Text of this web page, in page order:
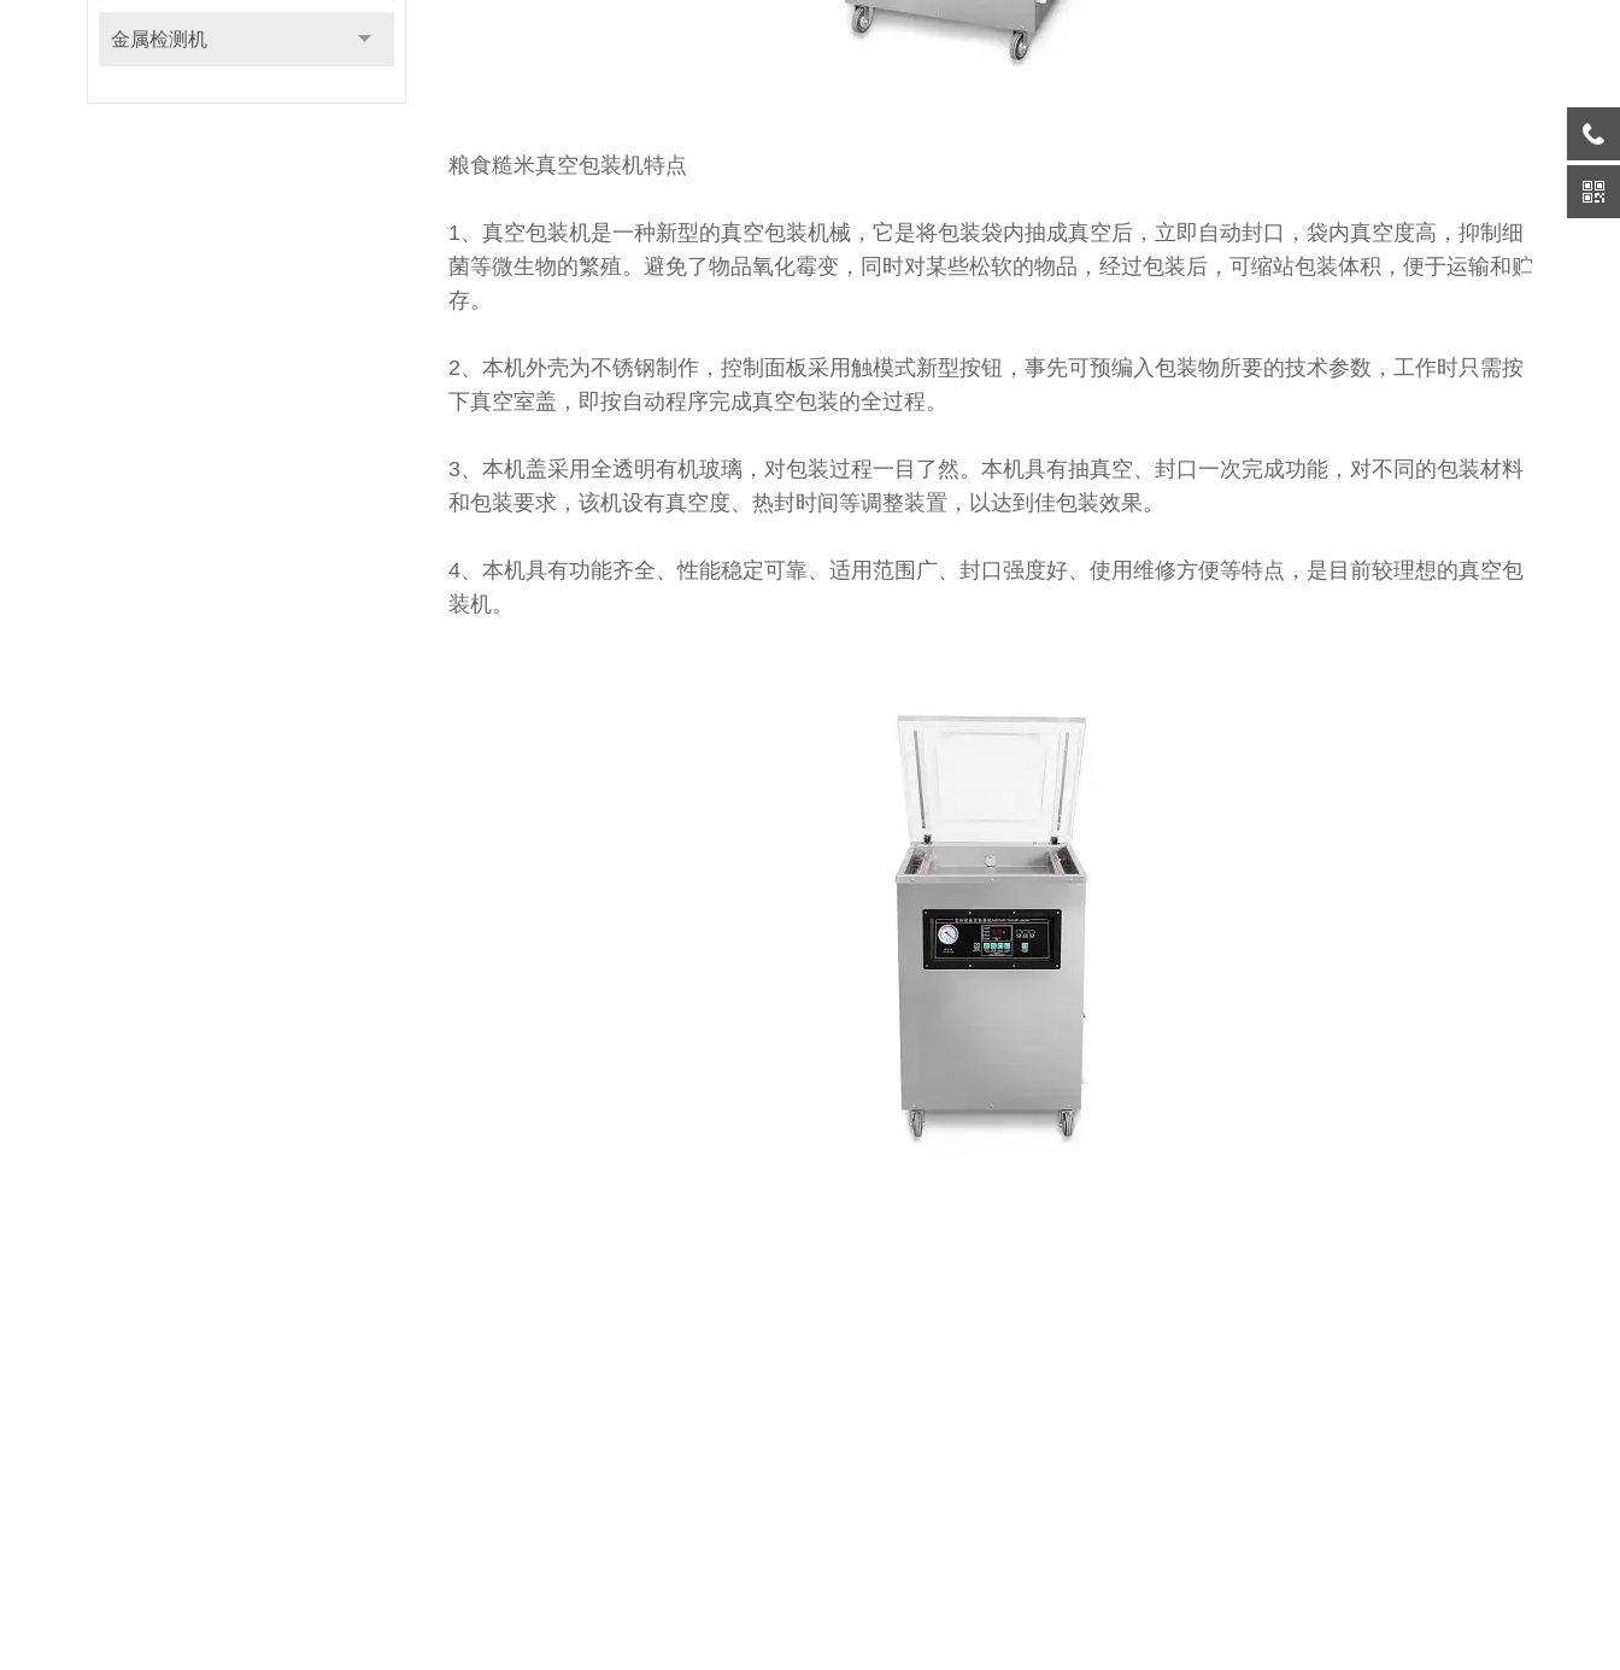
金属检测机
粮食糙米真空包装机特点
1、真空包装机是一种新型的真空包装机械，它是将包装袋内抽成真空后，立即自动封口，袋内真空度高，抑制细
菌等微生物的繁殖。避免了物品氧化霉变，同时对某些松软的物品，经过包装后，可缩站包装体积，便于运输和贮
存。
2、本机外壳为不锈钢制作，控制面板采用触模式新型按钮，事先可预编入包装物所要的技术参数，工作时只需按
下真空室盖，即按自动程序完成真空包装的全过程。
3、本机盖采用全透明有机玻璃，对包装过程一目了然。本机具有抽真空、封口一次完成功能，对不同的包装材料
和包装要求，该机设有真空度、热封时间等调整装置，以达到佳包装效果。
4、本机具有功能齐全、性能稳定可靠、适用范围广、封口强度好、使用维修方便等特点，是目前较理想的真空包
装机。